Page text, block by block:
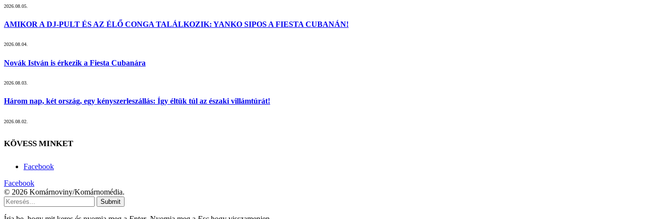
2026.08.05.
AMIKOR A DJ-PULT ÉS AZ ÉLŐ CONGA TALÁLKOZIK: YANKO SIPOS A FIESTA CUBANÁN!
2026.08.04.
Novák István is érkezik a Fiesta Cubanára
2026.08.03.
Három nap, két ország, egy kényszerleszállás: Így éltük túl az északi villámtúrát!
2026.08.02.
KÖVESS MINKET
Facebook
Facebook
© 2026 Komárnoviny/Komárnomédia.
Submit